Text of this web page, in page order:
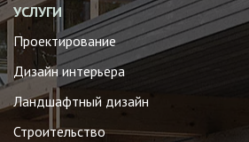
УСЛУГИ
Проектирование
Дизайн интерьера
Ландшафтный дизайн
Строительство